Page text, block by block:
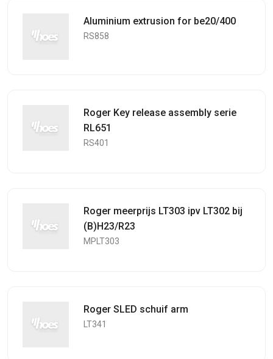
Aluminium extrusion for be20/400
RS858
Roger Key release assembly serie
RL651
RS401
Roger meerprijs LT303 ipv LT302 bij
(B)H23/R23
MPLT303
Roger SLED schuif arm
LT341